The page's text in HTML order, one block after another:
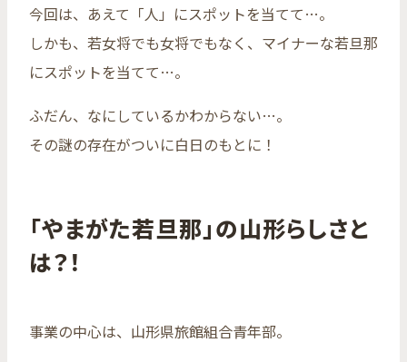
今回は、あえて「人」にスポットを当てて…。
しかも、若女将でも女将でもなく、マイナーな若旦那
にスポットを当てて…。
ふだん、なにしているかわからない…。
その謎の存在がついに白日のもとに！
「やまがた若旦那」の山形らしさと
は？！
事業の中心は、山形県旅館組合青年部。